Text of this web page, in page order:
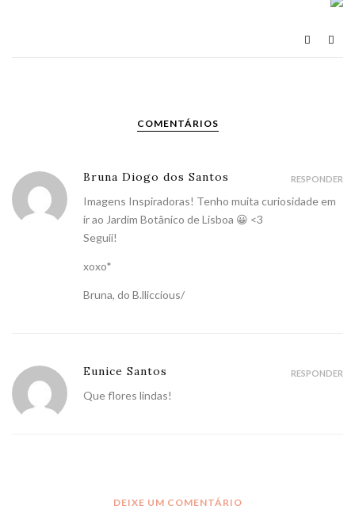
COMENTÁRIOS
Bruna Diogo dos Santos
Imagens Inspiradoras! Tenho muita curiosidade em
ir ao Jardim Botânico de Lisboa 😀 <3
Seguii!
xoxo*
Bruna, do B.lliccious/
RESPONDER
Eunice Santos
Que flores lindas!
RESPONDER
DEIXE UM COMENTÁRIO